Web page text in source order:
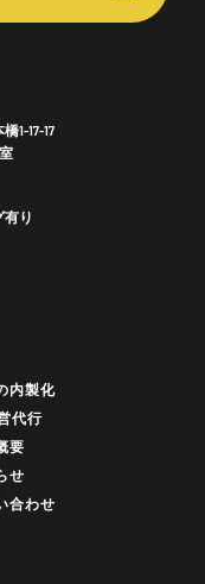
1-17-17
り
内製化
代行
要
せ
合わせ